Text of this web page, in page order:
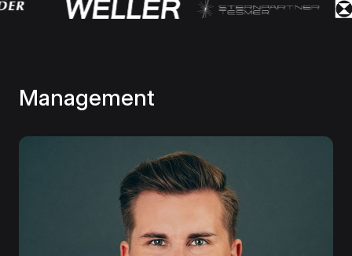
Management